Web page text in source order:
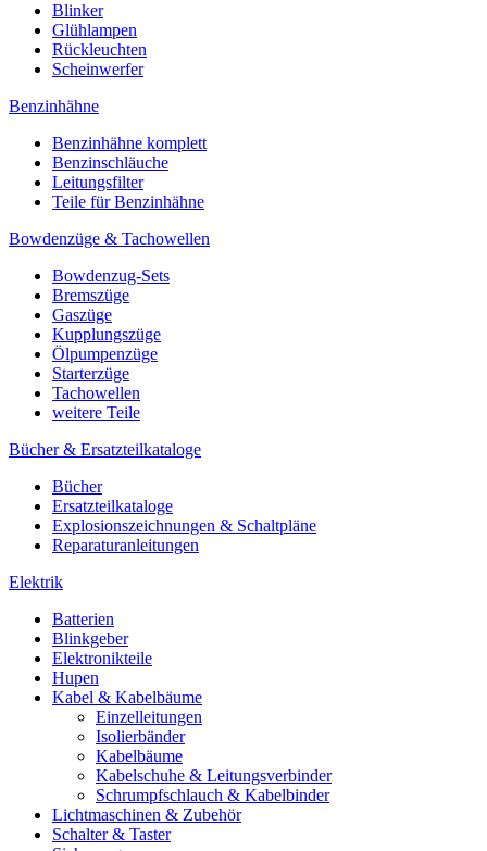
Blinker
Glühlampen
Rückleuchten
Scheinwerfer
Benzinhähne
Benzinhähne komplett
Benzinschläuche
Leitungsfilter
Teile für Benzinhähne
Bowdenzüge & Tachowellen
Bowdenzug-Sets
Bremszüge
Gaszüge
Kupplungszüge
Ölpumpenzüge
Starterzüge
Tachowellen
weitere Teile
Bücher & Ersatzteilkataloge
Bücher
Ersatzteilkataloge
Explosionszeichnungen & Schaltpläne
Reparaturanleitungen
Elektrik
Batterien
Blinkgeber
Elektronikteile
Hupen
Kabel & Kabelbäume
Einzelleitungen
Isolierbänder
Kabelbäume
Kabelschuhe & Leitungsverbinder
Schrumpfschlauch & Kabelbinder
Lichtmaschinen & Zubehör
Schalter & Taster